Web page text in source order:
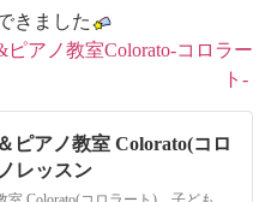
きました
アノ教室Colorato-コロラー
ト-
ピアノ教室 Colorato(コロ
レッスン